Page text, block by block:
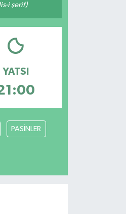
i şerif)
YATSI
PASİNLER